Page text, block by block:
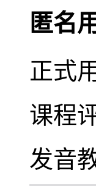
匿名
正式
课程
发音